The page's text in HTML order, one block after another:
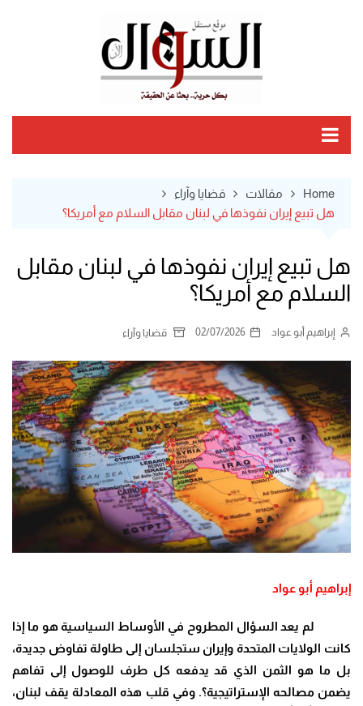
Home مقالات
قضايا وآراء
هل تبيع إيران نفوذها في لبنان مقابل السلام مع أمريكا؟
هل تبيع إيران نفوذها في لبنان مقابل
السلام مع أمريكا؟
إبراهيم أبو عواد 02/07/2026 قضايا وآراء
إبراهيم أبو عواد
لم يعد السؤال المطروح في الأوساط السياسية هو ما إذا
كانت الولايات المتحدة وإيران ستجلسان إلى طاولة تفاوض جديدة،
بل ما هو الثمن الذي قد يدفعه كل طرف للوصول إلى تفاهم
يضمن مصالحه الإستراتيجية؟. وفي قلب هذه المعادلة يقف لبنان،